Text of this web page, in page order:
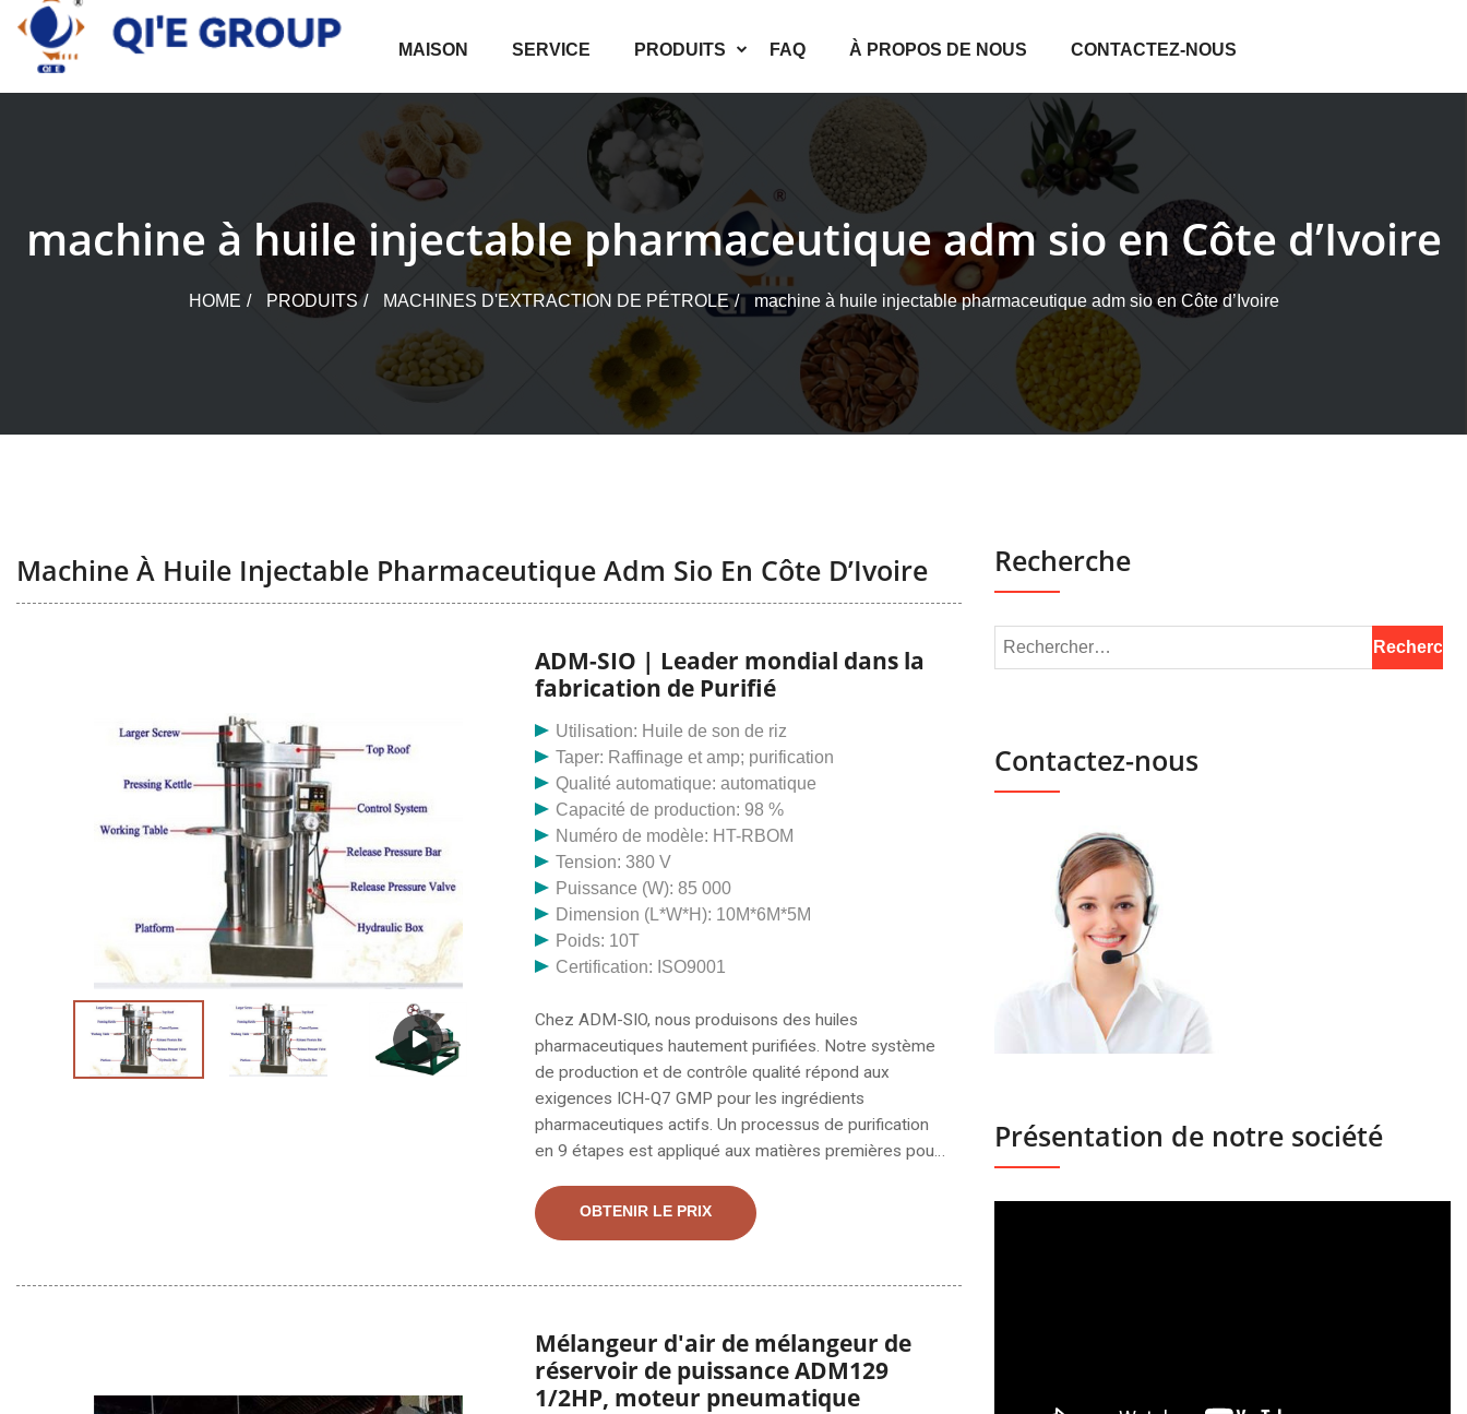
Skip
content
MAISON SERVICE PRODUITS FAQ À PROPOS DE NOUS CONTACTEZ-NOUS
machine à huile injectable pharmaceutique adm sio en Côte d’Ivoire
HOME PRODUITS MACHINES D'EXTRACTION DE PÉTROLE machine à huile injectable pharmaceutique adm sio en Côte d’Ivoire
Machine À Huile Injectable Pharmaceutique Adm Sio En Côte D’Ivoire
ADM-SIO | Leader mondial dans la
fabrication de Purifié
Utilisation: Huile de son de riz
Taper: Raffinage et amp; purification
Qualité automatique: automatique
Capacité de production: 98 %
Numéro de modèle: HT-RBOM
Tension: 380 V
Puissance (W): 85 000
Dimension (L*W*H): 10M*6M*5M
Poids: 10T
Certification: ISO9001
Chez ADM-SIO, nous produisons des huiles
pharmaceutiques hautement purifiées. Notre système
de production et de contrôle qualité répond aux
exigences ICH-Q7 GMP pour les ingrédients
pharmaceutiques actifs. Un processus de purification
en 9 étapes est appliqué aux matières premières pour
qualité. Les huiles industrielles à base de plantes
d'ADM ont le pouvoir d'être performantes. Nous avons
d’huiles végétales et comprenons les défis auxquels
concurrentiel. Applications clés. Caoutchouc, plastiques
et amp; Adhésifs. Lire la suite
OBTENIR LE PRIX
Mélangeur d'air de mélangeur de
réservoir de puissance ADM129
1/2HP, moteur pneumatique
Recherche
Contactez-nous
Présentation de notre société